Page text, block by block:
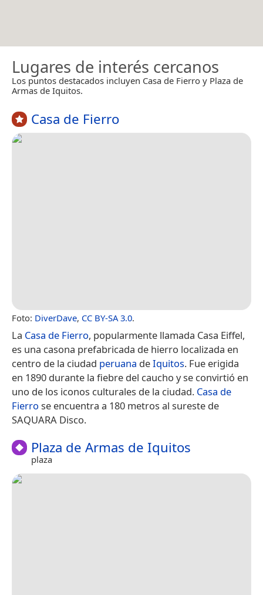
Lugares de interés cercanos
Los puntos destacados incluyen Casa de Fierro y Plaza de
Armas de Iquitos.
Casa de Fierro
Foto: DiverDave, CC BY-SA 3.0.
La Casa de Fierro, popularmente llamada Casa Eiffel,
es una casona prefabricada de hierro localizada en
centro de la ciudad peruana deIquitos. Fue erigida
en 1890 durante la fiebre del caucho y se convirtió en
uno de los iconos culturales de la ciudad. Casa de
Fierro se encuentra a 180 metros al sureste de
SAQUARA Disco.
Plaza de Armas de Iquitos
plaza